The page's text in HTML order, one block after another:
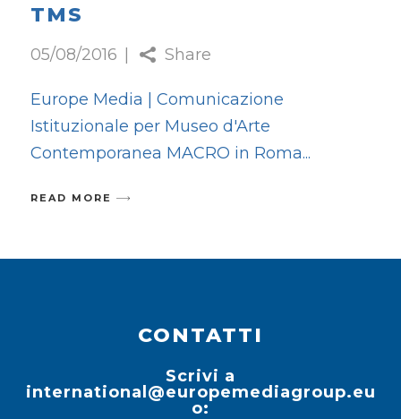
TMS
05/08/2016 Share
Europe Media | Comunicazione
Istituzionale per Museo d'Arte
Contemporanea MACRO in Roma
READ MORE
CONTATTI
Scrivi a
international@europemediagroup.eu
o: